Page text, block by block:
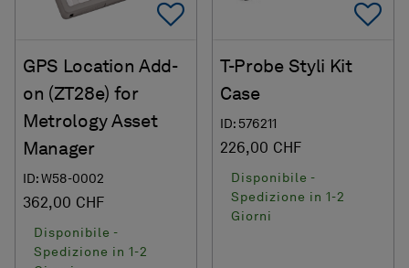
Add To Favorites
GPS Location Add-
on (ZT28e) for
Metrology Asset
Manager
ID: W58-0002
362,00 CHF
Disponibile -
Spedizione in 1-2
T-Probe Styli Kit
Case
ID: 576211
226,00 CHF
Disponibile -
Spedizione in 1-2
Giorni